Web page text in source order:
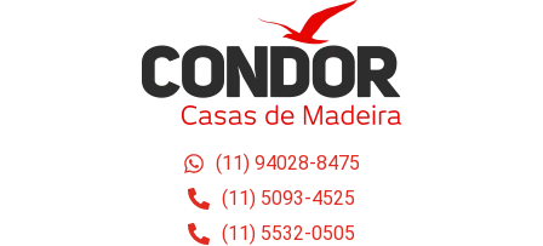
(11) 94028-8475
(11) 5093-4525
(11) 5532-0505